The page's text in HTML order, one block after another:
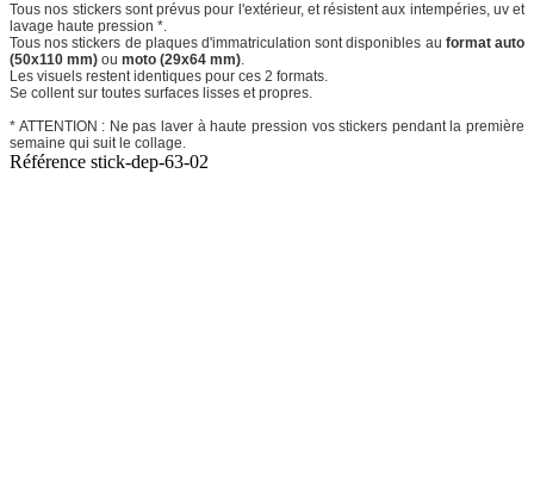
Tous nos stickers sont prévus pour l'extérieur, et résistent aux intempéries, uv et
lavage haute pression *.
Tous nos stickers de plaques d'immatriculation sont disponibles au format auto
(50x110 mm) ou moto (29x64 mm).
Les visuels restent identiques pour ces 2 formats.
Se collent sur toutes surfaces lisses et propres.
* ATTENTION : Ne pas laver à haute pression vos stickers pendant la première
semaine qui suit le collage.
Référence stick-dep-63-02